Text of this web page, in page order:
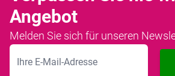
Angebot
Melden Sie sich für unseren
E-Mailadresse